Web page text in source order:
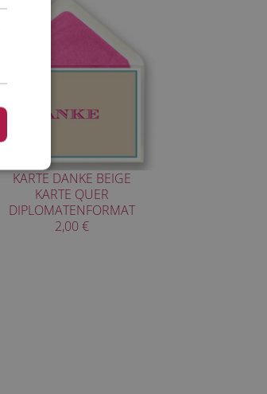
KARTE DANKE BEIGE
KARTE QUER
DIPLOMATENFORMAT
2,00 €